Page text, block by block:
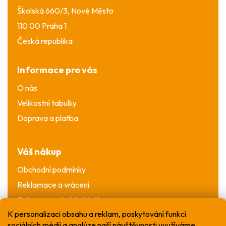
K personalizaci obsahu a reklam, poskytování funkcí
Školská 660/3, Nové Město
110 00 Praha 1
Česká republika
Informace pro vás
O nás
Velikostní tabulky
Doprava a platba
Váš nákup
Obchodní podmínky
Reklamace a vrácení
Ochrana osobních údajů